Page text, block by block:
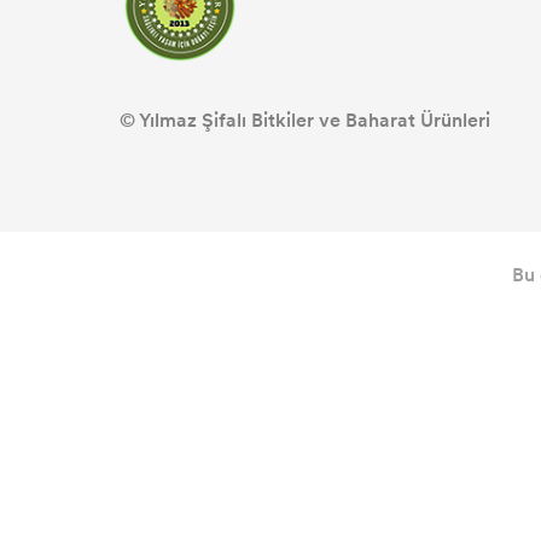
© Yılmaz Şifalı Bitkiler ve Baharat Ürünleri